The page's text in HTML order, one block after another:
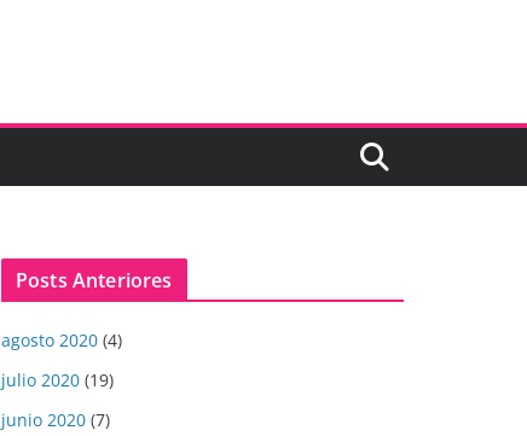
Posts Anteriores
agosto 2020 (4)
julio 2020 (19)
junio 2020 (7)